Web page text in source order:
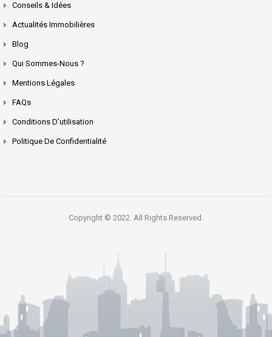
Conseils & Idées
Actualités Immobilières
Blog
Qui Sommes-Nous ?
Mentions Légales
FAQs
Conditions D’utilisation
Politique De Confidentialité
Copyright © 2022. All Rights Reserved.